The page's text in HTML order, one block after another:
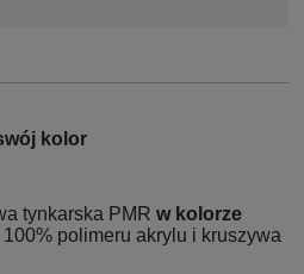
kolor
tynkarska PMR w kolorze
polimeru akrylu i kruszywa